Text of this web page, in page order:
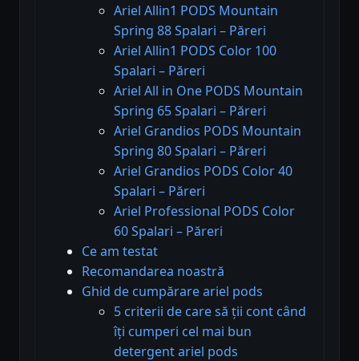
Ariel Allin1 PODS Mountain
Spring 88 Spalari – Păreri
Ariel Allin1 PODS Color 100
Spalari – Păreri
Ariel All in One PODS Mountain
Spring 65 Spalari – Păreri
Ariel Grandios PODS Mountain
Spring 80 Spalari – Păreri
Ariel Grandios PODS Color 40
Spalari – Păreri
Ariel Professional PODS Color
60 Spalari – Păreri
Ce am testat
Recomandarea noastră
Ghid de cumpărare ariel pods
5 criterii de care să ții cont când
îți cumperi cel mai bun
detergent ariel pods